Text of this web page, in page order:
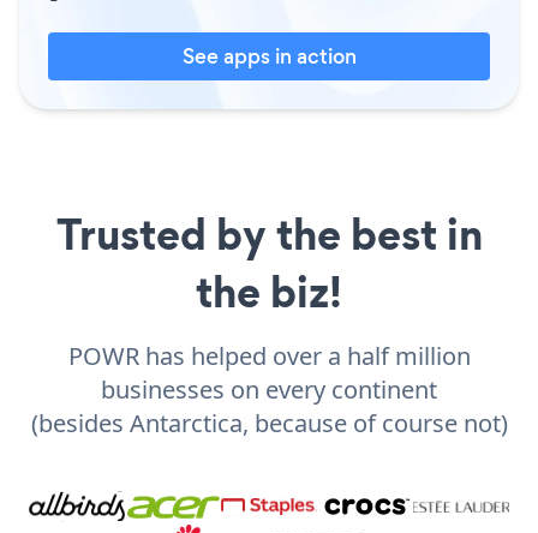
See apps in action
Trusted by the best in
the biz!
POWR has helped over a half million
businesses on every continent
(besides Antarctica, because of course not)